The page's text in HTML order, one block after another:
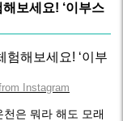
보세요! ‘이부스
Instagram
은 뭐라 해도 모래